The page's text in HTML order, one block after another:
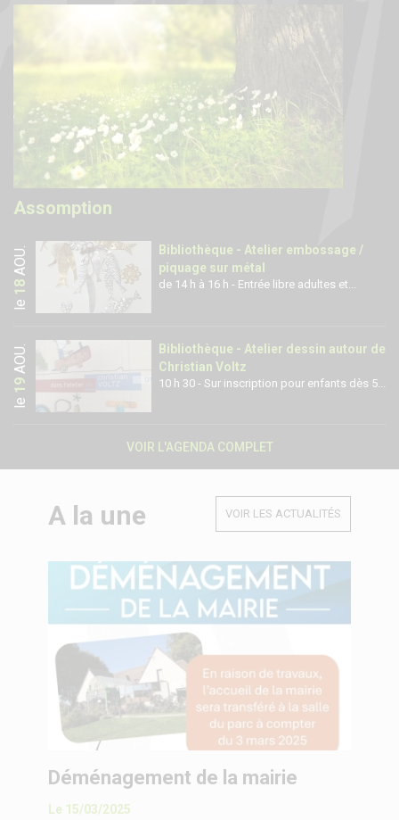
Assomption
le
18
AOÛ
.
Bibliothèque - Atelier embossage /
piquage sur métal
de 14 h à 16 h - Entrée libre adultes et...
le
19
AOÛ
.
Bibliothèque - Atelier dessin autour de
Christian Voltz
10 h 30 - Sur inscription pour enfants dès 5...
VOIR L'AGENDA COMPLET
A la une VOIR LES ACTUALITÉS
Déménagement de la mairie
Le 15/03/2025